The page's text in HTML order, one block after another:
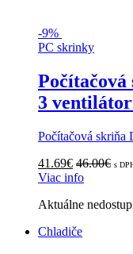
-9%
PC skrinky
3
Počítačová skriňa
41.69€ 46.00€ s
Viac info
Aktuálne
Chladiče